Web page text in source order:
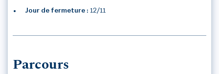
Jour de fermeture : 12/11
Parcours